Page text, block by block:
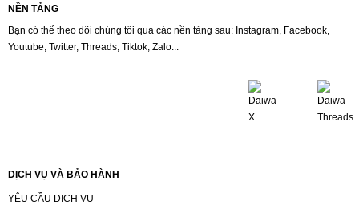
NỀN TẢNG
Bạn có thể theo dõi chúng tôi qua các nền tảng sau: Instagram, Facebook,
Youtube, Twitter, Threads, Tiktok, Zalo...
DỊCH VỤ VÀ BẢO HÀNH
YÊU CẦU DỊCH VỤ